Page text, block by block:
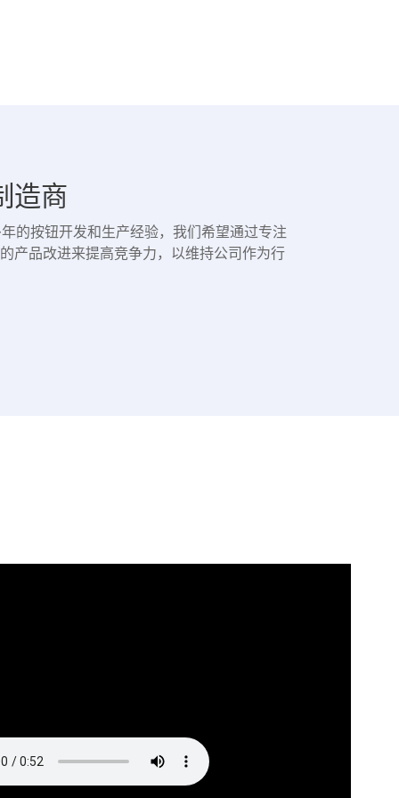
造商
的按钮开发和生产经验，我们希望通过专注
产品改进来提高竞争力，以维持公司作为行